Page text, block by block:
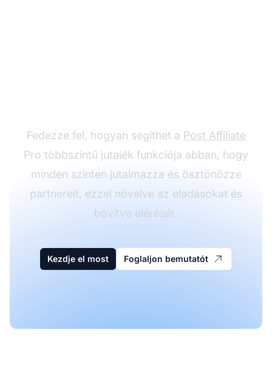
Fedezze fel, hogyan segíthet a Post Affiliate
Pro többszintű jutalék funkciója abban, hogy
minden szinten jutalmazza és ösztönözze
partnereit, ezzel növelve az eladásokat és
bővítve elérését.
Kezdje el most Foglaljon bemutatót